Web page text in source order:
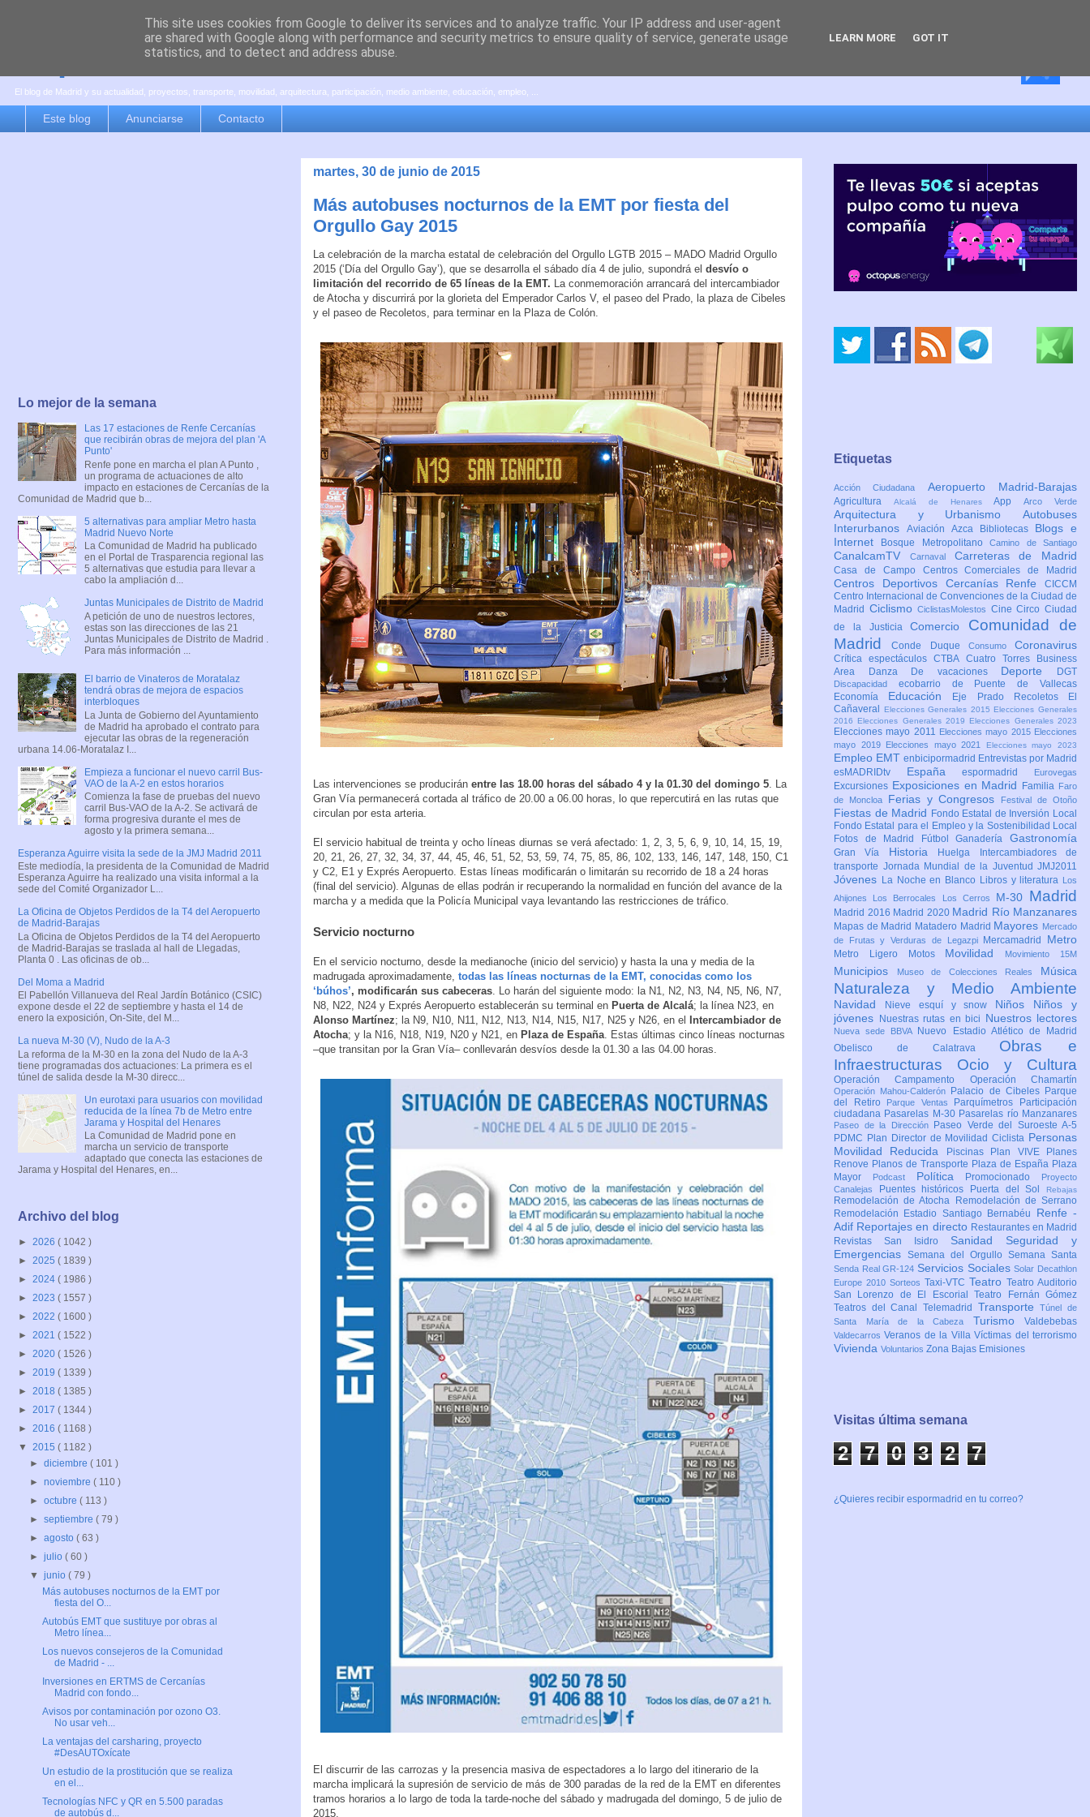
es por madrid
El blog de Madrid y su actualidad, proyectos, transporte, movilidad, arquitectura, participación, medio ambiente, educación, empleo, ...
Este blog Anunciarse Contacto
martes, 30 de junio de 2015
Más autobuses nocturnos de la EMT por fiesta del
Orgullo Gay 2015
La celebración de la marcha estatal de celebración del Orgullo LGTB 2015 – MADO Madrid Orgullo
2015 (‘Día del Orgullo Gay’), que se desarrolla el sábado día 4 de julio, supondrá el desvío o
limitación del recorrido de 65 líneas de la EMT. La conmemoración arrancará del intercambiador
de Atocha y discurrirá por la glorieta del Emperador Carlos V, el paseo del Prado, la plaza de Cibeles
y el paseo de Recoletos, para terminar en la Plaza de Colón.
Las intervenciones se producirán entre las 18.00 horas del sábado 4 y la 01.30 del domingo 5 . La
Gran Vía permanecerá cortada al tráfico de 20.00 a 06.00 horas, lo que repercutirá en las rutas que
circulan por esta arteria.
El servicio habitual de treinta y ocho líneas diurnas se verá afectado: 1, 2, 3, 5, 6, 9, 10, 14, 15, 19,
20, 21, 26, 27, 32, 34, 37, 44, 45, 46, 51, 52, 53, 59, 74, 75, 85, 86, 102, 133, 146, 147, 148, 150, C1
y C2, E1 y Exprés Aeropuerto. Estas líneas modificarán o limitarán su recorrido de 18 a 24 horas
(final del servicio). Algunas de ellas podrán ir recuperando la normalidad en función del avance de la
marcha y a medida que la Policía Municipal vaya levantando las restricciones de tráfico.
Servicio nocturno
En el servicio nocturno, desde la medianoche (inicio del servicio) y hasta la una y media de la
madrugada aproximadamente, todas las líneas nocturnas de la EMT, conocidas como los
‘búhos’, modificarán sus cabeceras . Lo harán del siguiente modo: la N1, N2, N3, N4, N5, N6, N7,
N8, N22, N24 y Exprés Aeropuerto establecerán su terminal en Puerta de Alcalá; la línea N23, en
Alonso Martínez; la N9, N10, N11, N12, N13, N14, N15, N17, N25 y N26, en el
Intercambiador de
Atocha; y la N16, N18, N19, N20 y N21, en Plaza de España . Estas últimas cinco líneas nocturnas
–que transitan por la Gran Vía– conllevarán desvíos desde la 01.30 a las 04.00 horas.
El discurrir de las carrozas y la presencia masiva de espectadores a lo largo del itinerario de la
marcha implicará la supresión de servicio de más de 300 paradas de la red de la EMT en diferentes
tramos horarios a lo largo de toda la tarde-noche del sábado y madrugada del domingo, 5 de julio de
2015.
Lo mejor de la semana
Las 17 estaciones de Renfe Cercanías
que recibirán obras de mejora del plan 'A
Punto'
Renfe pone en marcha el plan A Punto ,
un programa de actuaciones de alto
impacto en estaciones de Cercanías de la
Comunidad de Madrid que b...
5 alternativas para ampliar Metro hasta
Madrid Nuevo Norte
La Comunidad de Madrid ha publicado
en el Portal de Trasparencia regional las
5 alternativas que estudia para llevar a
cabo la ampliación d...
Juntas Municipales de Distrito de Madrid
A petición de uno de nuestros lectores,
estas son las direcciones de las 21
Juntas Municipales de Distrito de Madrid .
Para más información ...
El barrio de Vinateros de Moratalaz
tendrá obras de mejora de espacios
interbloques
La Junta de Gobierno del Ayuntamiento
de Madrid ha aprobado el contrato para
ejecutar las obras de la regeneración
urbana 14.06-Moratalaz I...
Empieza a funcionar el nuevo carril Bus-
VAO de la A-2 en estos horarios
Comienza la fase de pruebas del nuevo
carril Bus-VAO de la A-2. Se activará de
forma progresiva durante el mes de
agosto y la primera semana...
Esperanza Aguirre visita la sede de la JMJ Madrid 2011
Este mediodía, la presidenta de la Comunidad de Madrid
Esperanza Aguirre ha realizado una visita informal a la
sede del Comité Organizador L...
La Oficina de Objetos Perdidos de la T4 del Aeropuerto
de Madrid-Barajas
La Oficina de Objetos Perdidos de la T4 del Aeropuerto
de Madrid-Barajas se traslada al hall de Llegadas,
Planta 0 . Las oficinas de ob...
Del Moma a Madrid
El Pabellón Villanueva del Real Jardín Botánico (CSIC)
expone desde el 22 de septiembre y hasta el 14 de
enero la exposición, On-Site, del M...
La nueva M-30 (V), Nudo de la A-3
La reforma de la M-30 en la zona del Nudo de la A-3
tiene programadas dos actuaciones: La primera es el
túnel de salida desde la M-30 direcc...
Un eurotaxi para usuarios con movilidad
reducida de la línea 7b de Metro entre
Jarama y Hospital del Henares
La Comunidad de Madrid pone en
marcha un servicio de transporte
adaptado que conecta las estaciones de
Jarama y Hospital del Henares, en...
Archivo del blog
► 2026 ( 1042 )
► 2025 ( 1839 )
► 2024 ( 1986 )
► 2023 ( 1557 )
► 2022 ( 1600 )
► 2021 ( 1522 )
► 2020 ( 1526 )
► 2019 ( 1339 )
► 2018 ( 1385 )
► 2017 ( 1344 )
► 2016 ( 1168 )
▼ 2015 ( 1182 )
►diciembre( 101 )
►noviembre( 110 )
►octubre( 113 )
►septiembre( 79 )
►agosto( 63 )
►julio( 60 )
▼junio( 79 )
Más autobuses nocturnos de la EMT por
fiesta del O...
Autobús EMT que sustituye por obras al
Metro línea...
Los nuevos consejeros de la Comunidad
de Madrid - ...
Inversiones en ERTMS de Cercanías
Madrid con fondo...
Avisos por contaminación por ozono O3.
No usar veh...
La ventajas del carsharing, proyecto
#DesAUTOxícate
Un estudio de la prostitución que se realiza
en el...
Tecnologías NFC y QR en 5.500 paradas
de autobús d...
Etiquetas
Acción Ciudadana Aeropuerto Madrid-Barajas
Agricultura Alcalá de HenaresAppArco Verde
Arquitectura y Urbanismo Autobuses
Interurbanos Aviación Azca Bibliotecas Blogs e
Internet
Bosque MetropolitanoCamino de Santiago
CanalcamTV Carnaval Carreteras de Madrid
Casa de Campo Centros Comerciales de Madrid
Centros Deportivos Cercanías Renfe CICCM
Centro Internacional de Convenciones de la Ciudad de
Madrid CiclismoCiclistasMolestos CineCircoCiudad
de la JusticiaComercio Comunidad de
MadridConde Duque Consumo Coronavirus
Crítica espectáculosCTBA Cuatro Torres Business
Area
Danza De vacaciones Deporte DGT
Discapacidad ecobarrio de Puente de Vallecas
Economía Educación Eje Prado Recoletos
El
Cañaveral
Elecciones Generales 2015 Elecciones Generales
2016 Elecciones Generales 2019 Elecciones Generales 2023
Elecciones mayo 2011 Elecciones mayo 2015 Elecciones
mayo 2019
Elecciones mayo 2021 Elecciones mayo 2023
Empleo EMT enbicipormadrid Entrevistas por Madrid
esMADRIDtv Españaespormadrid Eurovegas
Excursiones Exposiciones en Madrid Familia Faro
de Moncloa
Ferias y Congresos Festival de Otoño
Fiestas de Madrid Fondo Estatal de Inversión Local
Fondo Estatal para el Empleo y la Sostenibilidad Local
Fotos de Madrid
FútbolGanaderíaGastronomía
Gran Vía Historia Huelga
Intercambiadores de
transporte Jornada Mundial de la Juventud JMJ2011
Jóvenes La Noche en Blanco Libros y literatura
Los
Ahijones
Los Berrocales Los Cerros M-30 Madrid
Madrid 2016 Madrid 2020 Madrid Río Manzanares
Mapas de Madrid Matadero Madrid Mayores Mercado
de Frutas y Verduras de Legazpi
Mercamadrid Metro
Metro Ligero Motos Movilidad Movimiento 15M
Municipios Museo de Colecciones Reales Música
Naturaleza y Medio Ambiente
Navidad Nieve esquí y snow Niños Niños y
jóvenes
Nuestras rutas en bici Nuestros lectores
Nueva sede BBVA
Nuevo Estadio Atlético de Madrid
Obelisco de Calatrava Obras e
Infraestructuras Ocio y Cultura
Operación Campamento Operación Chamartín
Operación Mahou-Calderón Palacio de Cibeles Parque
del Retiro
Parque Ventas Parquímetros
Participación
ciudadana Pasarelas M-30 Pasarelas río Manzanares
Paseo de la Dirección
Paseo Verde del Suroeste A-5
PDMC Plan Director de Movilidad Ciclista Personas
Movilidad Reducida
Piscinas Plan VIVE
Planes
Renove Planos de Transporte Plaza de España Plaza
Mayor
Podcast Política Promocionado
Proyecto
Canalejas
Puentes históricos Puerta del Sol Rebajas
Remodelación de Atocha
Remodelación de Serrano
Remodelación Estadio Santiago Bernabéu Renfe -
Adif Reportajes en directo Restaurantes en Madrid
Revistas San Isidro Sanidad Seguridad y
Emergencias Semana del Orgullo Semana Santa
Senda Real GR-124 Servicios SocialesSolar Decathlon
Europe 2010 Sorteos Taxi-VTC Teatro Teatro Auditorio
San Lorenzo de El EscorialTeatro Fernán Gómez
Teatros del Canal Telemadrid TransporteTúnel de
Santa María de la Cabeza Turismo Valdebebas
ValdecarrosVeranos de la VillaVíctimas del terrorismo
Vivienda Voluntarios Zona Bajas Emisiones
Visitas última semana
2 7 0 3 2 7
¿Quieres recibir espormadrid en tu correo?
This site uses cookies from Google to deliver its services and to analyze traffic. Your IP address and user-agent
are shared with Google along with performance and security metrics to ensure quality of service, generate usage
statistics, and to detect and address abuse.
LEARN MORE GOT IT